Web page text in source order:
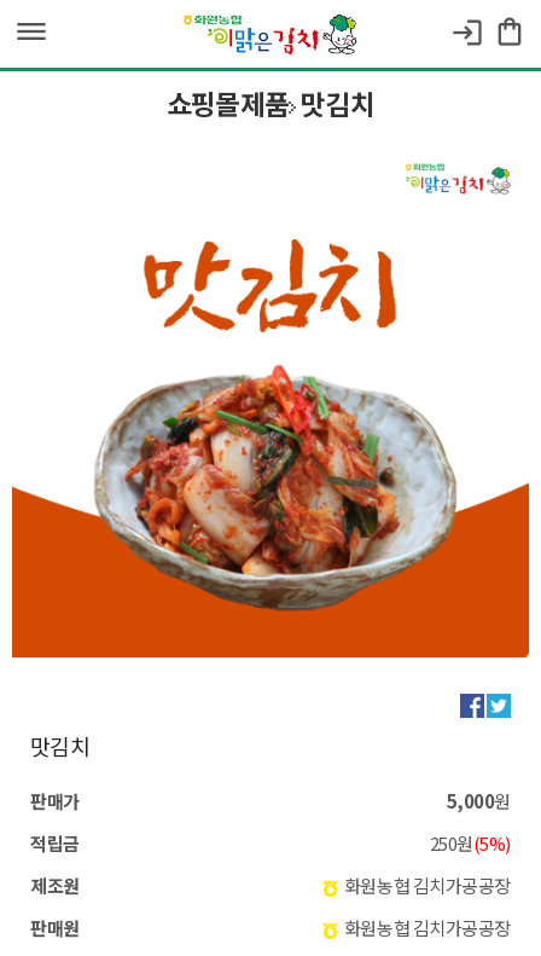
dehaze login shopping_bag
쇼핑몰제품 맛김치
맛김치
판매가 5,000원
적립금
250원(5%)
제조원
화원농협 김치가공공장
판매원
화원농협 김치가공공장